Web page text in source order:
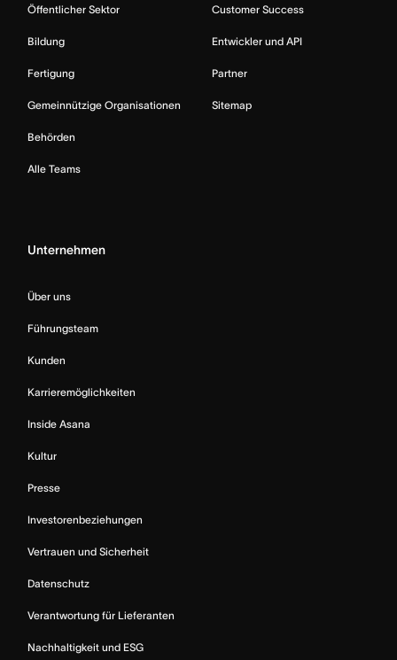
Öffentlicher Sektor
Bildung
Fertigung
Gemeinnützige Organisationen
Behörden
Alle Teams
Customer Success
Entwickler und API
Partner
Sitemap
Unternehmen
Über uns
Führungsteam
Kunden
Karrieremöglichkeiten
Inside Asana
Kultur
Presse
Investorenbeziehungen
Vertrauen und Sicherheit
Datenschutz
Verantwortung für Lieferanten
Nachhaltigkeit und ESG